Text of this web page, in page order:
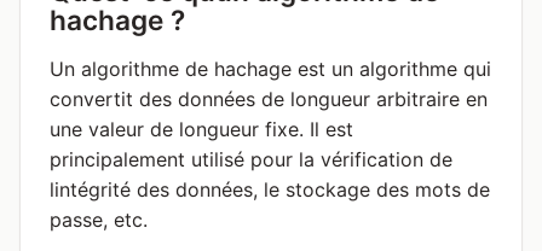
hachage ?
Un algorithme de hachage est un algorithme qui
convertit des données de longueur arbitraire en
une valeur de longueur fixe. Il est
principalement utilisé pour la vérification de
lintégrité des données, le stockage des mots de
passe, etc.